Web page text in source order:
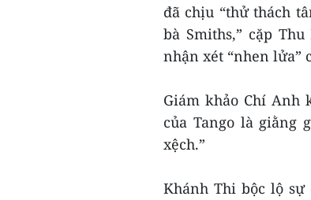
đã chịu “thử thách
bà Smiths,” cặp
nhận xét “nhen lửa”
Giám khảo Chí
của Tango là giằng
xệch.”
Khánh Thi bộc lộ